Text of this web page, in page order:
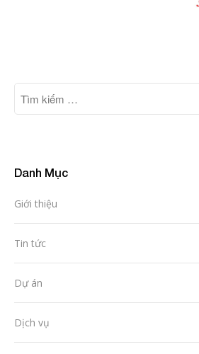
Danh Mục
Giới thiệu
Tin tức
Dự án
Dịch vụ